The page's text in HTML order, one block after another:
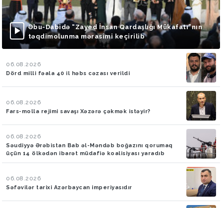
Əbu-Dabidə “Zayed İnsan Qardaşlığı Mükafatı”nın
təqdimolunma mərasimi keçirilib
06.08.2026
Dörd milli fəala 40 il həbs cəzası verildi
06.08.2026
Fars-molla rejimi savaşı Xəzərə çəkmək istəyir?
06.08.2026
Səudiyyə Ərəbistan Bab əl-Məndəb boğazını qorumaq
üçün 14 ölkədən ibarət müdafiə koalisiyası yaradıb
06.08.2026
Səfəvilər tarixi Azərbaycan imperiyasıdır